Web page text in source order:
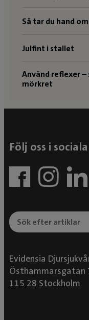
Så tar du hand
Julfint i stallet
Använd reflexer –
mörkret
Följ oss i
Evidensia
Östhammarsgatan
115 28 Stockholm